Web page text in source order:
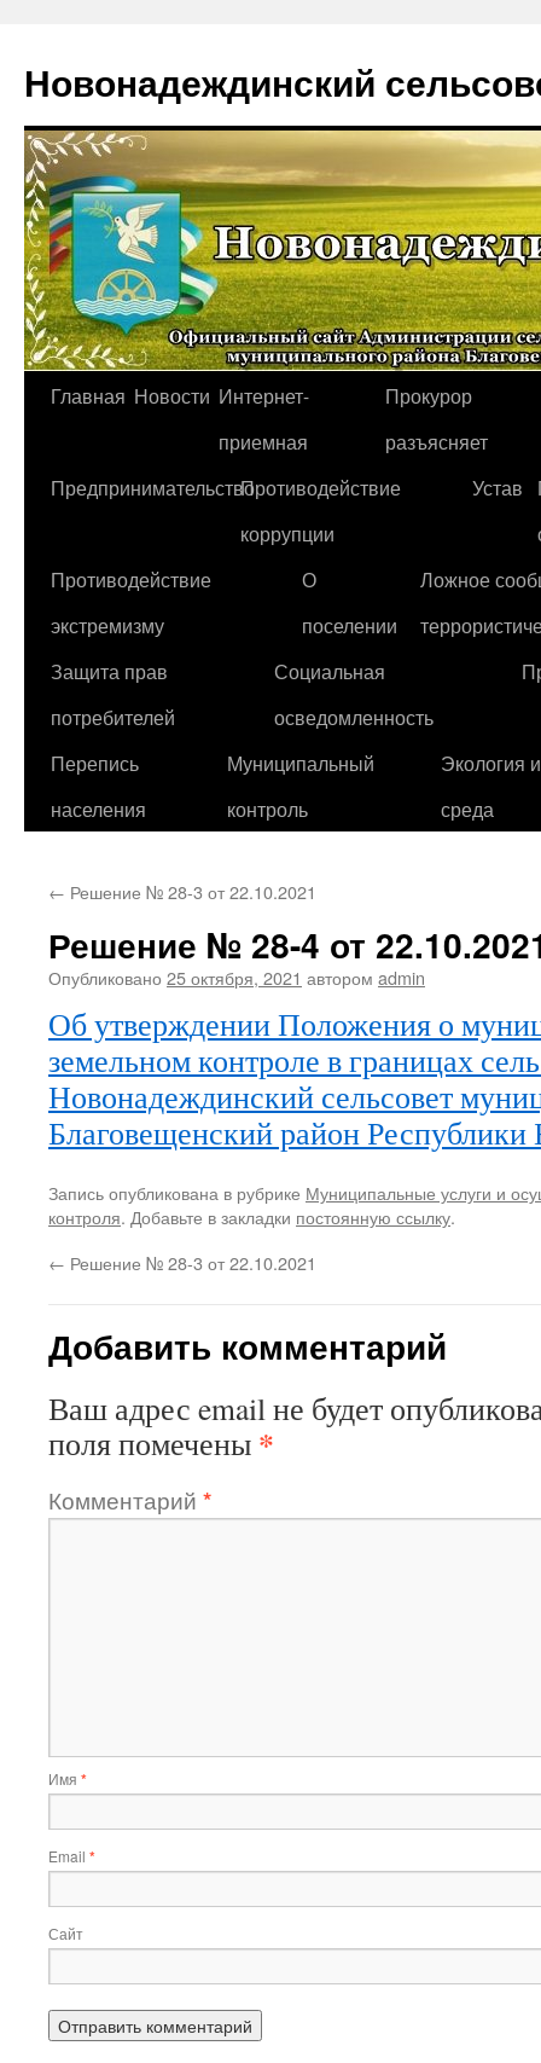
Новонадеждинский
Перейти
содержимому
Главная Новости Интернет-
приемная
Прокурор
разъясняет
ПредпринимательствоПротиводействие
коррупции
Устав
Противодействие
экстремизму
О
поселении
Ложное
Защита прав
потребителей
Социальная
осведомленность
Перепись
населения
Муниципальный
контроль
Экология
среда
← Решение № 28-3 от 22.10.2021
Решение № 28-4 от
Опубликовано 25 октября, 2021 автором admin
Об утверждении Положения о
земельном контроле в границах
Новонадеждинский сельсовет
Благовещенский район Республики
Запись опубликована в рубрике Муниципальные услуги и
контроля. Добавьте в закладки постоянную ссылку.
← Решение № 28-3 от 22.10.2021
Добавить комментарий
Ваш адрес email не будет
поля помечены *
Комментарий *
Имя *
Email *
Сайт